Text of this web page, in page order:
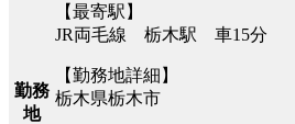
勤務
地
【最寄駅】
JR両毛線 栃木駅 車15分
【勤務地詳細】
栃木県栃木市